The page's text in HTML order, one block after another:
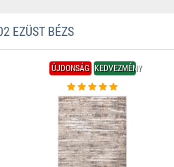
EZÜST BÉZS
ÚJDONSÁG KEDVEZMÉNY